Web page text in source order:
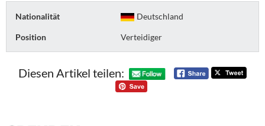
Nationalität Deutschland
Position Verteidiger
Diesen Artikel teilen: